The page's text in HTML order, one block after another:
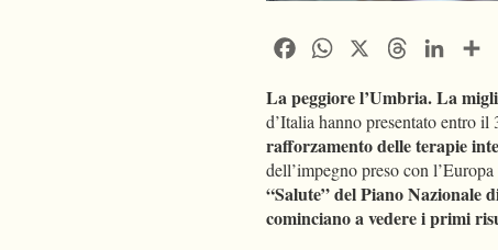
FacebookWhatsApp Threads
La peggiore l’Umbria. La
d’Italia hanno presentato entro
rafforzamento delle terapie
dell’impegno preso con
“Salute” del Piano Nazionale
cominciano a vedere i primi